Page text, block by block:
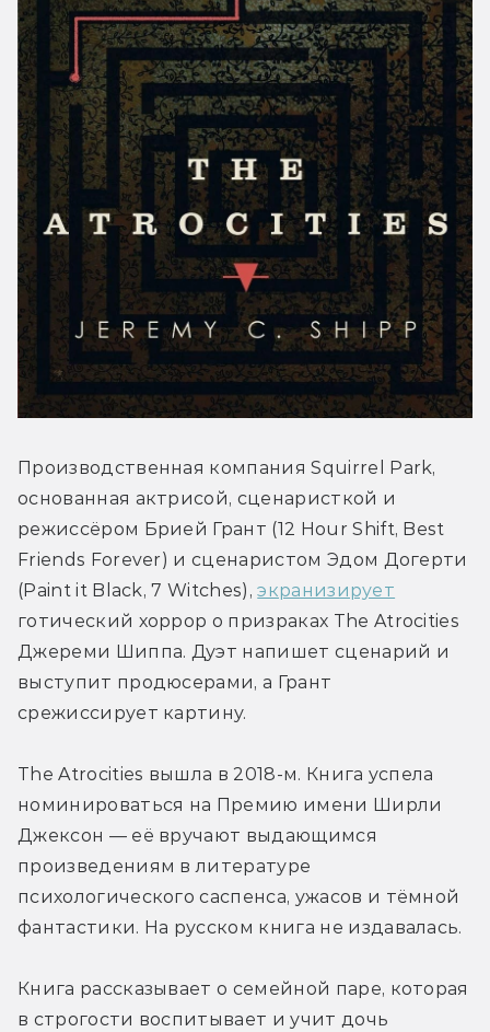
Производственная компания Squirrel Park,
основанная актрисой, сценаристкой и
режиссёром Брией Грант (12 Hour Shift, Best
Friends Forever) и сценаристом Эдом Догерти
(Paint it Black, 7 Witches), экранизирует
готический хоррор о призраках The Atrocities
Джереми Шиппа. Дуэт напишет сценарий и
выступит продюсерами, а Грант
срежиссирует картину.
The Atrocities вышла в 2018-м. Книга успела
номинироваться на Премию имени Ширли
Джексон — её вручают выдающимся
произведениям в литературе
психологического саспенса, ужасов и тёмной
фантастики. На русском книга не издавалась.
Книга рассказывает о семейной паре, которая
в строгости воспитывает и учит дочь